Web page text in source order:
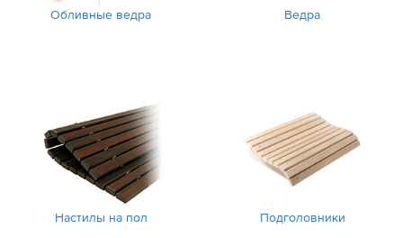
Обливные ведра Ведра
Настилы на пол Подголовники